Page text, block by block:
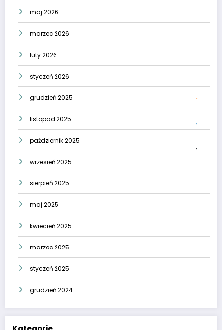
maj 2026
marzec 2026
luty 2026
styczeń 2026
grudzień 2025
listopad 2025
październik 2025
wrzesień 2025
sierpień 2025
maj 2025
kwiecień 2025
marzec 2025
styczeń 2025
grudzień 2024